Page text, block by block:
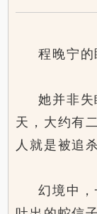
程晚宁的
她并非
天，大约有
人就是被追
幻境中，